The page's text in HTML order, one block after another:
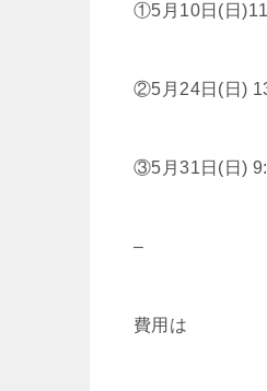
①5月10日(日
②5月24日(日)
③5月31日(日)
–
費用は